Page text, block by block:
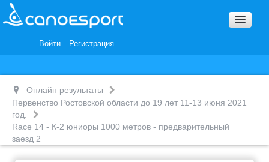
Войти Регистрация
Награды и Благодарности
Онлайн результаты
Первенство Ростовской области до 19 лет 11-13 июня 2021
год.
Race 14 - К-2 юниоры 1000 метров - предварительный
заезд 2